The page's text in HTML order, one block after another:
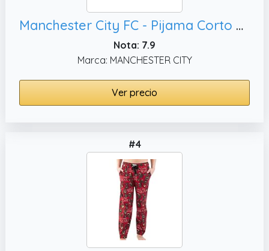
Manchester City FC - Pijama Corto para Hombre - Producto Oficial - Azul Jaspeado - S
Nota: 7.9
Marca: MANCHESTER CITY
Ver precio
#4